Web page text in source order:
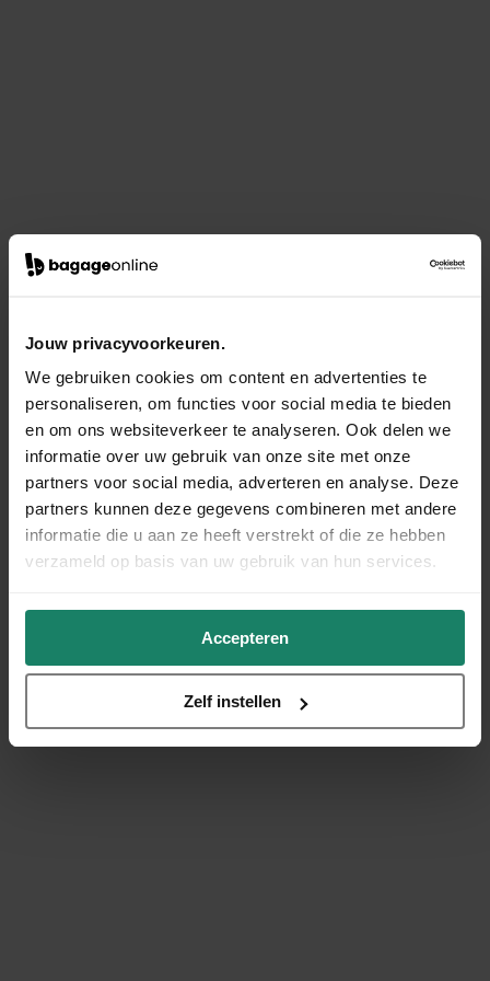
Jouw privacyvoorkeuren.
We gebruiken cookies om content en advertenties te
personaliseren, om functies voor social media te bieden
en om ons websiteverkeer te analyseren. Ook delen we
informatie over uw gebruik van onze site met onze
partners voor social media, adverteren en analyse. Deze
partners kunnen deze gegevens combineren met andere
informatie die u aan ze heeft verstrekt of die ze hebben
verzameld op basis van uw gebruik van hun services.
Accepteren
Zelf instellen